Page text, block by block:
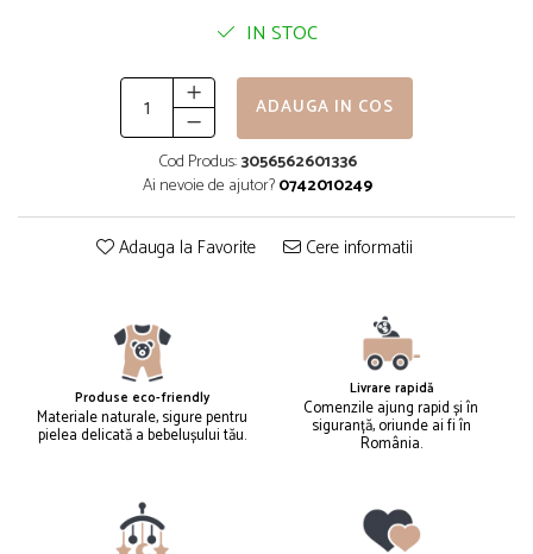
IN STOC
ADAUGA IN COS
Cod Produs:3056562601336
Ai nevoie de ajutor?0742010249
Adauga la Favorite Cere informatii
Produse eco-friendly
Materiale naturale, sigure pentru
pielea delicată a bebelușului tău.
Livrare rapidă
Comenzile ajung rapid și în
siguranță, oriunde ai fi în
România.